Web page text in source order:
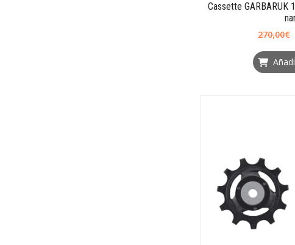
Cassette GARBARUK
270,00€